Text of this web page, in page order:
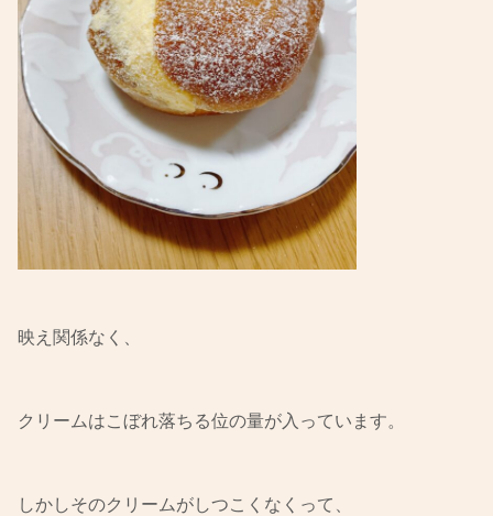
映え関係なく、
クリームはこぼれ落ちる位の量が入っています。
しかしそのクリームがしつこくなくって、